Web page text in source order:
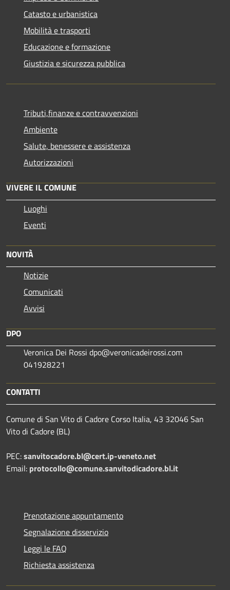
Catasto e urbanistica
Mobilità e trasporti
Educazione e formazione
Giustizia e sicurezza pubblica
Tributi,finanze e contravvenzioni
Ambiente
Salute, benessere e assistenza
Autorizzazioni
VIVERE IL COMUNE
Luoghi
Eventi
NOVITÀ
Notizie
Comunicati
Avvisi
DPO
Veronica Dei Rossi dpo@veronicadeirossi.com
041928221
CONTATTI
Comune di San Vito di Cadore Corso Italia, 43 32046 San
Vito di Cadore (BL)
PEC:sanvitocadore.bl@cert.ip-veneto.net
Email: protocollo@comune.sanvitodicadore.bl.it
Prenotazione appuntamento
Segnalazione disservizio
Leggi le FAQ
Richiesta assistenza